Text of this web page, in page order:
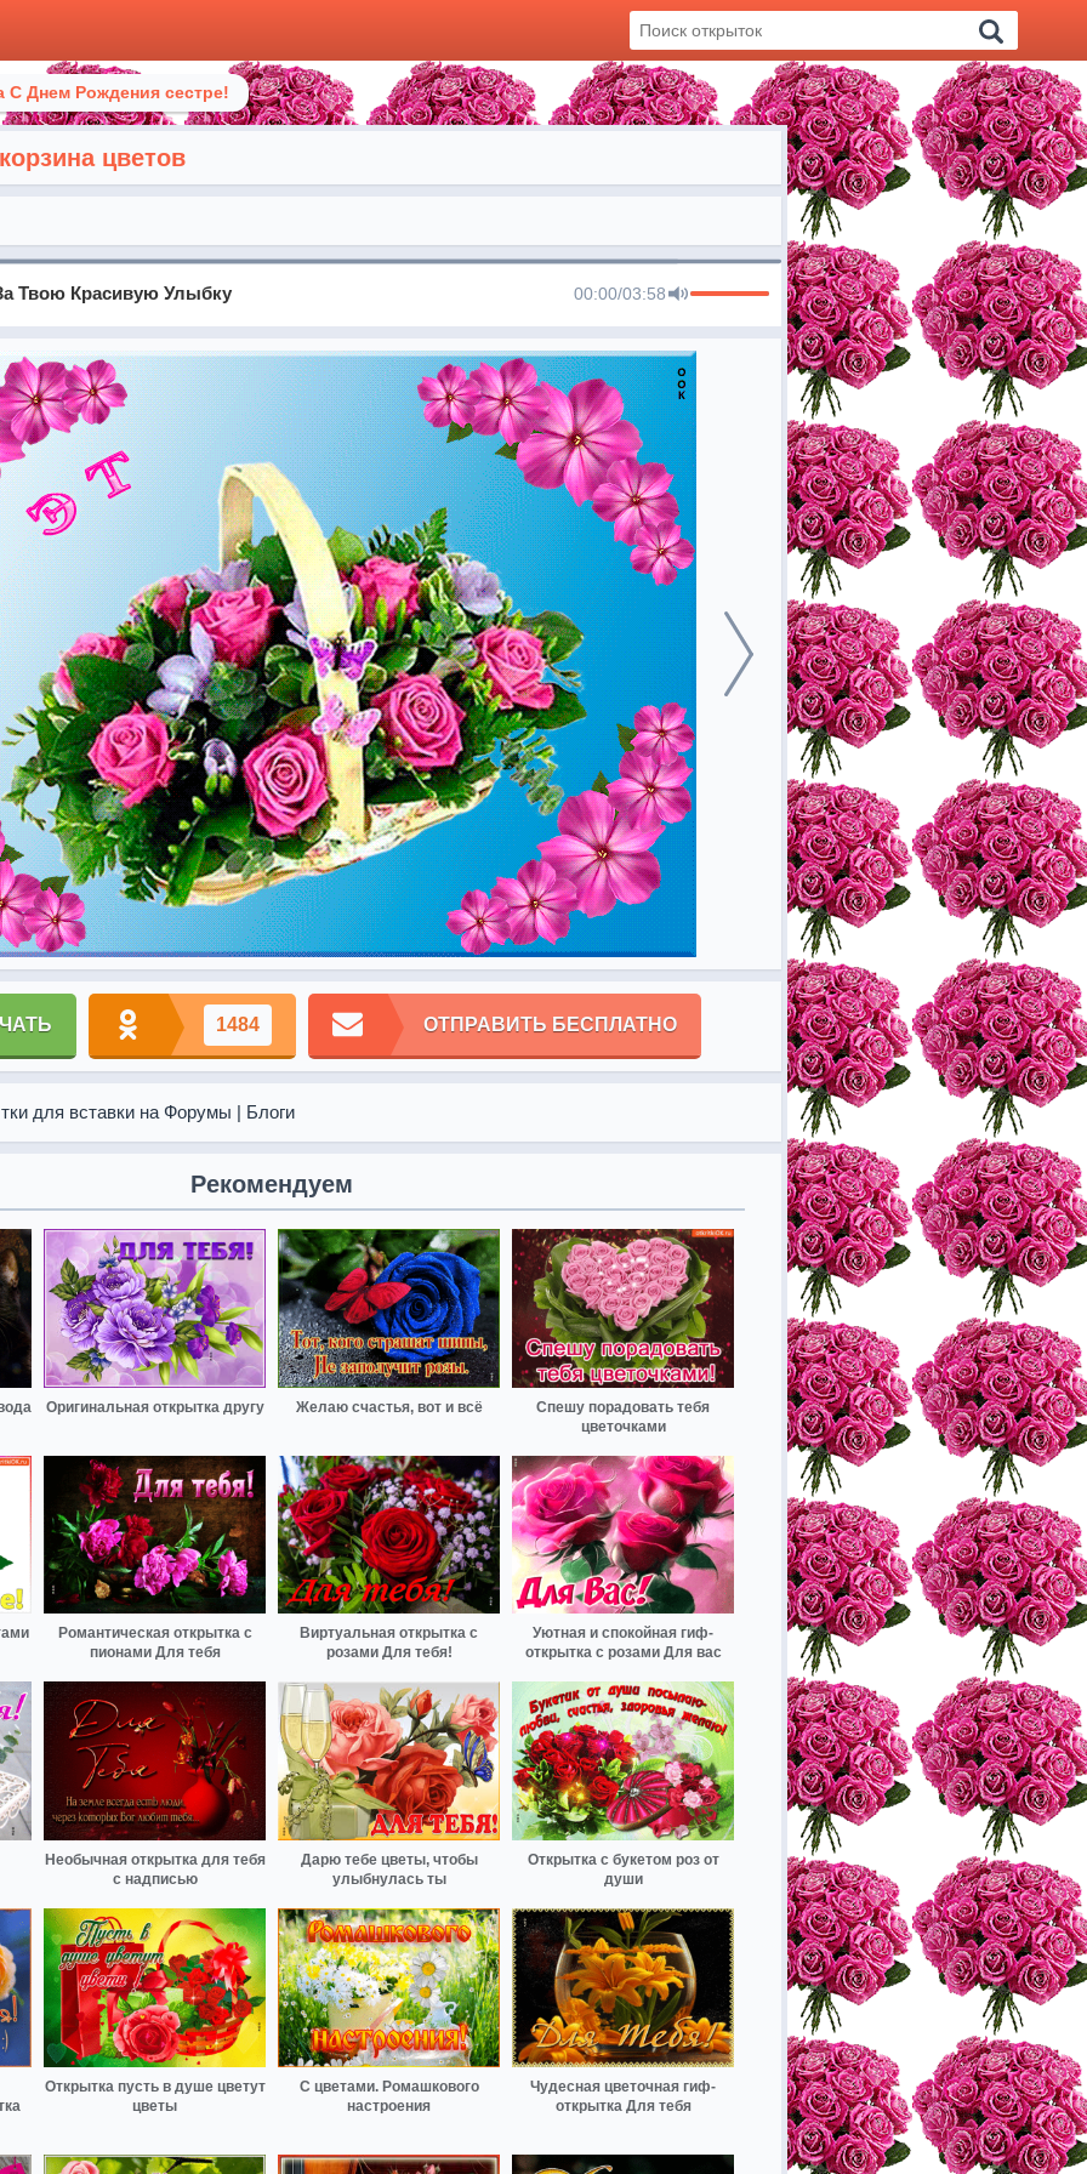
С Днем Рождения сестре!
цветов
Твою Красивую Улыбку 00:00/03:58
1484 ОТПРАВИТЬ БЕСПЛАТНО
для вставки на Форумы | Блоги
Рекомендуем
Оригинальная открытка другу Желаю счастья, вот и всё
Спешу порадовать тебя
цветочками
Романтическая открытка с
пионами Для тебя
Виртуальная открытка с
розами Для тебя!
Уютная и спокойная гиф-
открытка с розами Для вас
Необычная открытка для тебя
с надписью
Дарю тебе цветы, чтобы
улыбнулась ты
Открытка с букетом роз от
души
Открытка пусть в душе цветут
цветы
С цветами. Ромашкового
настроения
Чудесная цветочная гиф-
открытка Для тебя